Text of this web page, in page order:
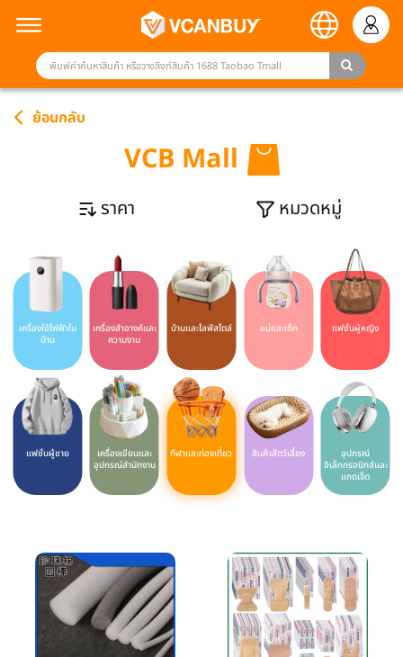
ย้อนกลับ
VCB Mall
ราคา หมวดหมู่
เครื่องใช้ไฟฟ้าใน
บ้าน
เครื่องสำอางค์และ
ความงาม
บ้านและไลฟ์สไตล์ แม่และเด็ก แฟชั่นผู้หญิง
แฟชั่นผู้ชาย
เครื่องเขียนและ
อุปกรณ์สำนักงาน
กีฬาและท่องเที่ยว สินค้าสัตว์เลี้ยง
อุปกรณ์
อิเล็กทรอนิกส์และ
แกดเจ็ต